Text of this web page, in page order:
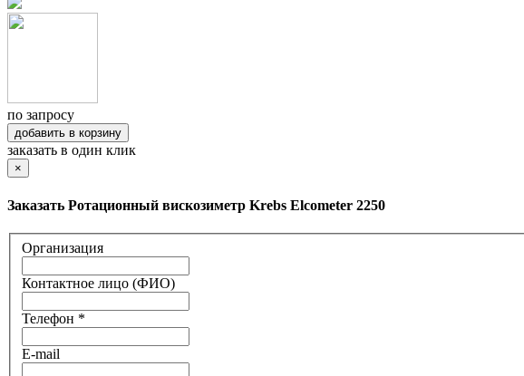
по запросу
добавить в корзину
заказать в один клик
×
Заказать Ротационный вискозиметр Krebs Elcometer 2250
Организация
Контактное лицо (ФИО)
Телефон *
E-mail